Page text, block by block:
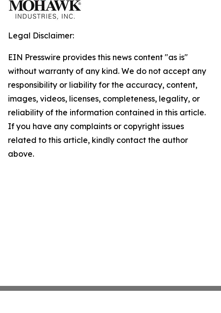
Legal Disclaimer:
EIN Presswire provides this news content "as is"
without warranty of any kind. We do not accept any
responsibility or liability for the accuracy, content,
images, videos, licenses, completeness, legality, or
reliability of the information contained in this article.
If you have any complaints or copyright issues
related to this article, kindly contact the author
above.